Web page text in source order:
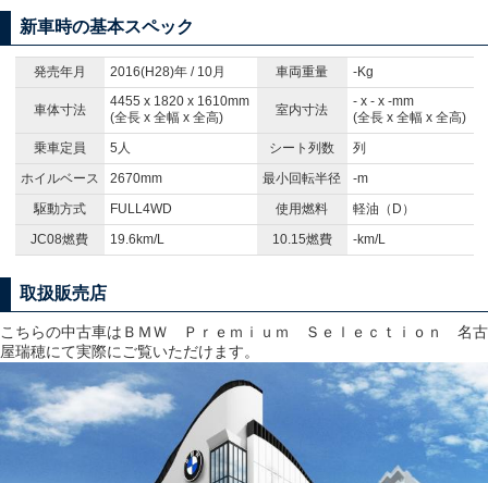
新車時の基本スペック
発売年月 2016(H28)年 / 10月 車両重量 -Kg
車体寸法
4455 x 1820 x 1610mm
(全長 x 全幅 x 全高)
室内寸法
- x - x -mm
(全長 x 全幅 x 全高)
乗車定員
5人 シート列数
列
ホイルベース
2670mm 最小回転半径
-m
駆動方式
FULL4WD 使用燃料
軽油（D）
JC08燃費
19.6km/L 10.15燃費 -km/L
取扱販売店
こちらの中古車はＢＭＷ Ｐｒｅｍｉｕｍ Ｓｅｌｅｃｔｉｏｎ 名古
屋瑞穂にて実際にご覧いただけます。